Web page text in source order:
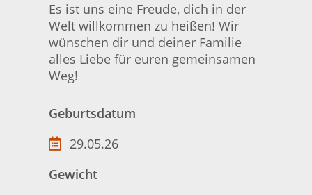
Es ist uns eine Freude, dich in der
Welt willkommen zu heißen! Wir
wünschen dir und deiner Familie
alles Liebe für euren gemeinsamen
Weg!
Geburtsdatum
29.05.26
Gewicht